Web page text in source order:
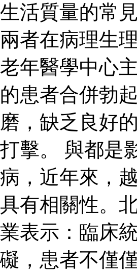
生活質量的常
兩者在病理生
老年醫學中心
的患者合併勃
磨，缺乏良好
打擊。 與都是
病，近年來，
具有相關性。
業表示：臨床
礙，患者不僅